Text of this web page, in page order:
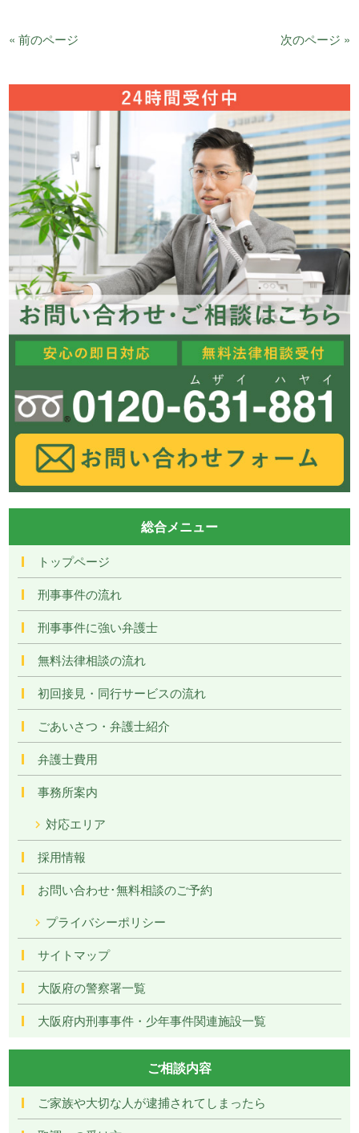
« 前のページ 次のページ »
総合メニュー
トップページ
刑事事件の流れ
刑事事件に強い弁護士
無料法律相談の流れ
初回接見・同行サービスの流れ
ごあいさつ・弁護士紹介
弁護士費用
事務所案内
対応エリア
採用情報
お問い合わせ･無料相談のご予約
プライバシーポリシー
サイトマップ
大阪府の警察署一覧
大阪府内刑事事件・少年事件関連施設一覧
ご相談内容
ご家族や大切な人が逮捕されてしまったら